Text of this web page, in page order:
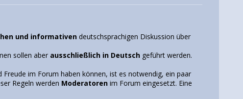
und informativen deutschsprachigen Diskussion über
sollen aber ausschließlich in Deutsch geführt werden.
im Forum haben können, ist es notwendig, ein paar
Regeln werden Moderatoren im Forum eingesetzt. Eine